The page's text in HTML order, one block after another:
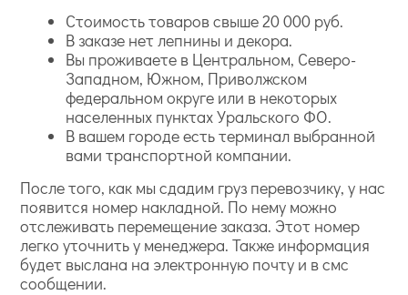
Стоимость товаров свыше 20 000 руб.
В заказе нет лепнины и декора.
Вы проживаете в Центральном, Северо-
Западном, Южном, Приволжском
федеральном округе или в некоторых
населенных пунктах Уральского ФО.
В вашем городе есть терминал выбранной
вами транспортной компании.
После того, как мы сдадим груз перевозчику, у нас
появится номер накладной. По нему можно
отслеживать перемещение заказа. Этот номер
легко уточнить у менеджера. Также информация
будет выслана на электронную почту и в смс
сообщении.